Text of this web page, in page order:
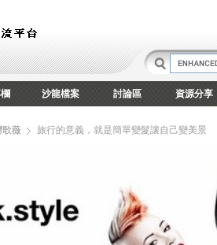
沙龍檔案 討論區 資源分享
歌薇 旅行的意義，就是簡單變髮讓自己變美景